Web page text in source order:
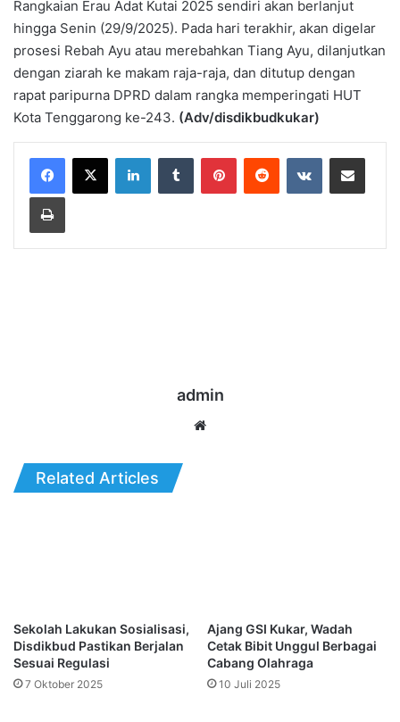
Rangkaian Erau Adat Kutai 2025 sendiri akan berlanjut
hingga Senin (29/9/2025). Pada hari terakhir, akan digelar
prosesi Rebah Ayu atau merebahkan Tiang Ayu, dilanjutkan
dengan ziarah ke makam raja-raja, dan ditutup dengan
rapat paripurna DPRD dalam rangka memperingati HUT
Kota Tenggarong ke-243. (Adv/disdikbudkukar)
LinkedInTumblr PinterestReddit VKontakteShare via Email
Print
admin
Related Articles
Sekolah Lakukan Sosialisasi,
Disdikbud Pastikan Berjalan
Sesuai Regulasi
7 Oktober 2025
Ajang GSI Kukar, Wadah
Cetak Bibit Unggul Berbagai
Cabang Olahraga
10 Juli 2025